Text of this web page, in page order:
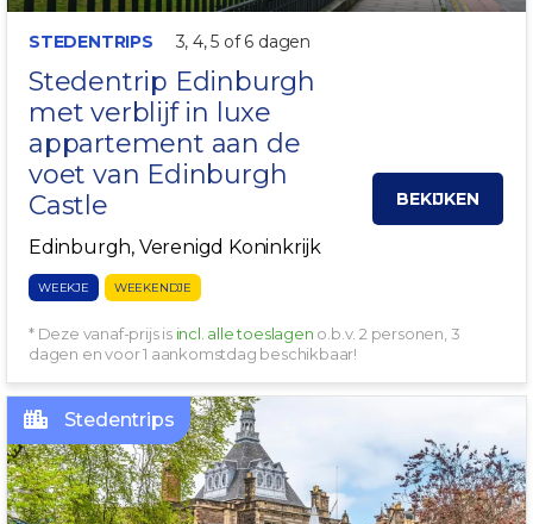
STEDENTRIPS 3, 4, 5 of 6 dagen
Stedentrip Edinburgh
met verblijf in luxe
appartement aan de
voet van Edinburgh
Castle
Edinburgh, Verenigd Koninkrijk
WEEKJE WEEKENDJE
BEKIJKEN
* Deze vanaf-prijs is incl. alle toeslagen o.b.v. 2 personen, 3
dagen en voor 1 aankomstdag beschikbaar!
Stedentrips
MET ROOFTOPBAR!